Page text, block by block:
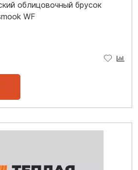
облицовочный брусок
WF